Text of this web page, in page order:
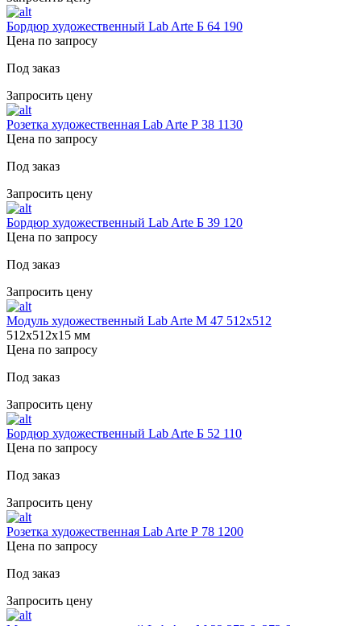
Бордюр художественный Lab Arte Б 64 190
Цена по запросу
Под заказ
Запросить цену
Розетка художественная Lab Arte Р 38 1130
Цена по запросу
Под заказ
Запросить цену
Бордюр художественный Lab Arte Б 39 120
Цена по запросу
Под заказ
Запросить цену
Модуль художественный Lab Arte М 47 512х512
512х512х15 мм
Цена по запросу
Под заказ
Запросить цену
Бордюр художественный Lab Arte Б 52 110
Цена по запросу
Под заказ
Запросить цену
Розетка художественная Lab Arte Р 78 1200
Цена по запросу
Под заказ
Запросить цену